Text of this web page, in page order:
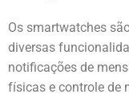
Os smartwatches
diversas
notificações de
físicas e controle de